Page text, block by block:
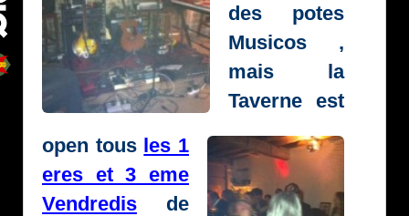
des potes
Musicos ,
mais la
Taverne est
open tous les 1
eres et 3 eme
Vendredis de